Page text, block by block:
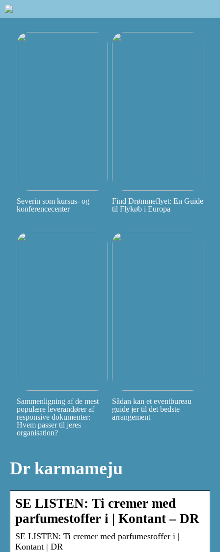
Severin som kursus- og
konferencecenter
Find Drømmeflyet: En Guide
til Flykøb i Europa
Sammenligning af de mest
populære leverandører af
responsive dokumenter:
Hvem passer til jeres
organisation?
Sådan kan et eventbureau
guide jer til det bedste
arrangement
Dr karmameju
SE LISTEN: Ti cremer med
parfumestoffer i | Kontant – DR
SE LISTEN: Ti cremer med parfumestoffer i |
Kontant | DR